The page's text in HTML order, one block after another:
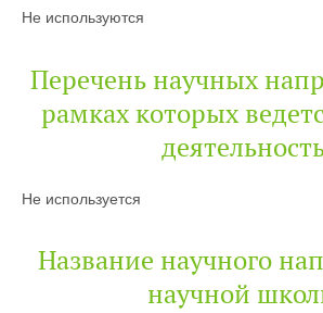
Не используются
Перечень научных
рамках которых
Не используется
Название научного
научной